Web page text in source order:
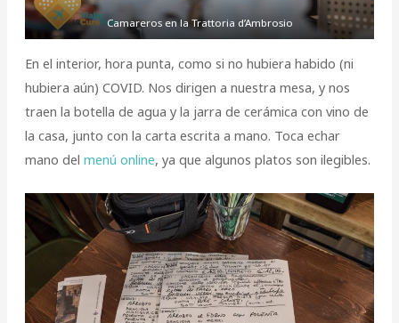
Camareros en la Trattoria d’Ambrosio
En el interior, hora punta, como si no hubiera habido (ni
hubiera aún) COVID. Nos dirigen a nuestra mesa, y nos
traen la botella de agua y la jarra de cerámica con vino de
la casa, junto con la carta escrita a mano. Toca echar
mano del menú online, ya que algunos platos son ilegibles.